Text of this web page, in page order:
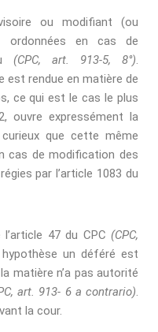
ou modiﬁant (ou
ordonnées en cas de
(CPC, art. 913-5, 8°).
est rendue en matière de
ce qui est le cas le plus
ouvre expressément la
que cette même
cas de modiﬁcation des
par l’article 1083 du
47 du CPC (CPC,
un déféré est
matière n’a pas autorité
art. 913- 6 a contrario).
la cour.